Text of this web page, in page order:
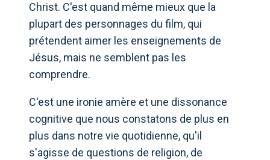
Christ. C'est quand même mieux que la
plupart des personnages du film, qui
prétendent aimer les enseignements de
Jésus, mais ne semblent pas les
comprendre.
C'est une ironie amère et une dissonance
cognitive que nous constatons de plus en
plus dans notre vie quotidienne, qu'il
s'agisse de questions de religion, de